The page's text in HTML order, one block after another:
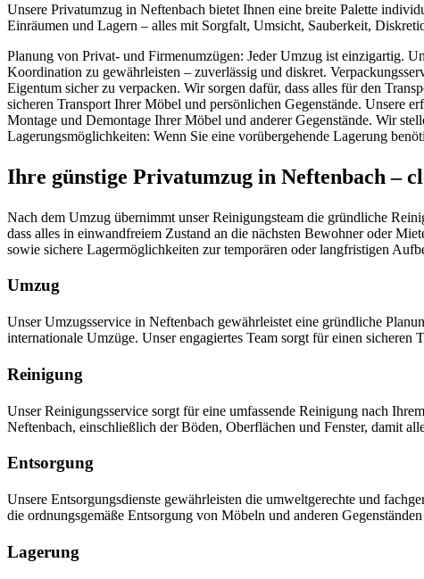
Unsere Privatumzug in Neftenbach bietet Ihnen eine breite Palette
Einräumen und Lagern – alles mit Sorgfalt, Umsicht, Sauberkeit,
Planung von Privat- und Firmenumzügen: Jeder Umzug ist einzigartig.
Koordination zu gewährleisten – zuverlässig und diskret.
Eigentum sicher zu verpacken. Wir sorgen dafür, dass alles für den
sicheren Transport Ihrer Möbel und persönlichen Gegenstände. Unsere
Montage und Demontage Ihrer Möbel und anderer Gegenstände. Wir
Lagerungsmöglichkeiten: Wenn Sie eine vorübergehende Lagerung
Ihre günstige Privatumzug in Neftenbach –
Nach dem Umzug übernimmt unser Reinigungsteam die gründliche
dass alles in einwandfreiem Zustand an die nächsten Bewohner oder
sowie sichere Lagermöglichkeiten zur temporären oder langfristigen
Umzug
Unser Umzugsservice in Neftenbach gewährleistet eine gründliche
internationale Umzüge. Unser engagiertes Team sorgt für einen
Reinigung
Unser Reinigungsservice sorgt für eine umfassende Reinigung nach
Neftenbach, einschließlich der Böden, Oberflächen und Fenster, damit
Entsorgung
Unsere Entsorgungsdienste gewährleisten die umweltgerechte und
die ordnungsgemäße Entsorgung von Möbeln und anderen
Lagerung